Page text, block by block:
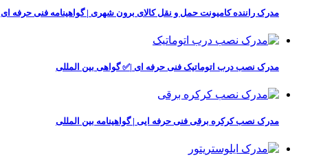
مدرک راننده کامیونت حمل و نقل کالای برون شهری | گواهینامه فنی حرفه ای
مدرک نصب درب اتوماتیک فنی حرفه ای |✅ گواهی بین المللی
مدرک نصب کرکره برقی فنی حرفه ایی | گواهینامه بین المللی